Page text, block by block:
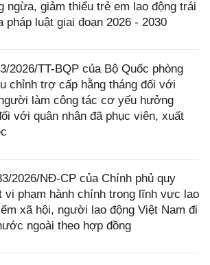
ngừa, giảm thiểu trẻ em lao động trái
pháp luật giai đoạn 2026 - 2030
2026/TT-BQP của Bộ Quốc phòng
chỉnh trợ cấp hằng tháng đối với
làm công tác cơ yếu hưởng
với quân nhân đã phục viên, xuất
2026/NĐ-CP của Chính phủ quy
vi phạm hành chính trong lĩnh vực lao
xã hội, người lao động Việt Nam đi
ngoài theo hợp đồng